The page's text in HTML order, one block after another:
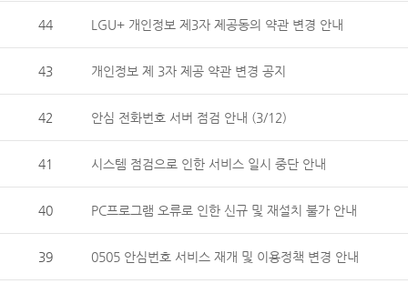
44 LGU+ 개인정보 제3자 제공동의 약관 변경 안내
43 개인정보 제 3자 제공 약관 변경 공지
42 안심 전화번호 서버 점검 안내 (3/12)
41 시스템 점검으로 인한 서비스 일시 중단 안내
40 PC프로그램 오류로 인한 신규 및 재설치 불가 안내
39 0505 안심번호 서비스 재개 및 이용정책 변경 안내